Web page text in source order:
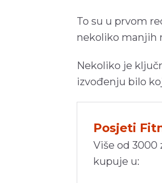
To su u prvom
nekoliko manjih
Nekoliko je
izvođenju bilo
Posjeti
Više od 3000
kupuje u: